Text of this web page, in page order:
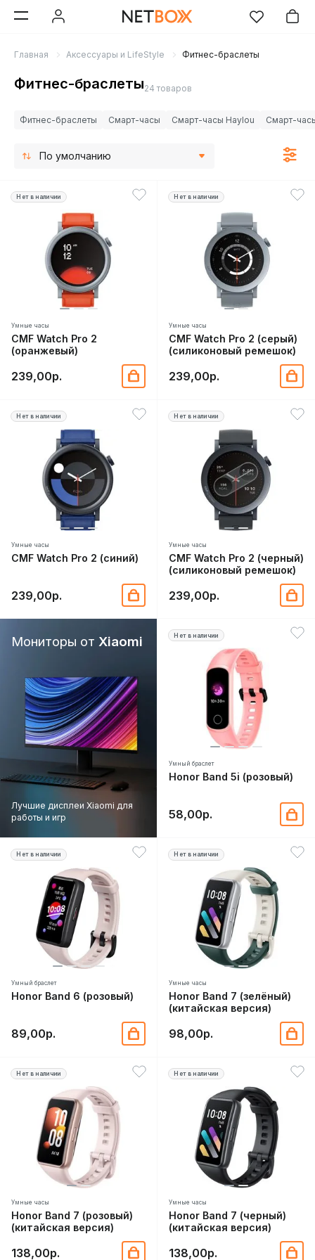
Главная Аксессуары и LifeStyle Фитнес-браслеты
Фитнес-браслеты24 товаров
Фитнес-браслеты Смарт-часы Смарт-часы Haylou Смарт-
По умолчанию
Нет в наличии
Умные часы
CMF Watch Pro 2
(оранжевый)
239,00р.
Нет в наличии
Умные часы
CMF Watch Pro 2 (серый)
(силиконовый ремешок)
239,00р.
Нет в наличии
Умные часы
CMF Watch Pro 2 (синий)
239,00р.
Нет в наличии
Умные часы
CMF Watch Pro 2 (черный)
(силиконовый ремешок)
239,00р.
Мониторы от Xiaomi
Лучшие дисплеи Xiaomi для
работы и игр
Нет в наличии
Умный браслет
Honor Band 5i (розовый)
58,00р.
Нет в наличии
Умный браслет
Honor Band 6 (розовый)
89,00р.
Нет в наличии
Умные часы
Honor Band 7 (зелёный)
(китайская версия)
98,00р.
Нет в наличии
Умные часы
Honor Band 7 (розовый)
(китайская версия)
138,00р.
Нет в наличии
Умные часы
Honor Band 7 (черный)
(китайская версия)
138,00р.